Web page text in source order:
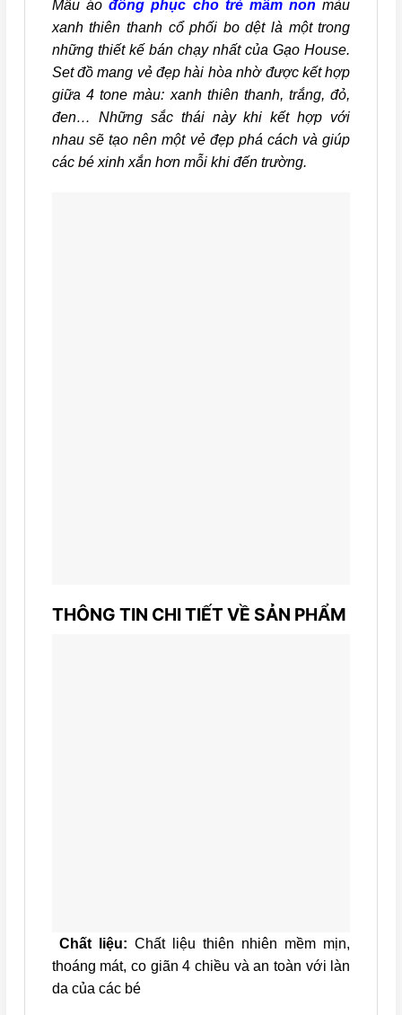
Mẫu áođồng phục cho trẻ mầm non màu
xanh thiên thanh cổ phối bo dệt là một trong
những thiết kế bán chạy nhất của Gạo House.
Set đồ mang vẻ đẹp hài hòa nhờ được kết hợp
giữa 4 tone màu: xanh thiên thanh, trắng, đỏ,
đen… Những sắc thái này khi kết hợp với
nhau sẽ tạo nên một vẻ đẹp phá cách và giúp
các bé xinh xắn hơn mỗi khi đến trường.
THÔNG TIN CHI TIẾT VỀ SẢN PHẨM
Chất liệu: Chất liệu thiên nhiên mềm mịn,
thoáng mát, co giãn 4 chiều và an toàn với làn
da của các bé